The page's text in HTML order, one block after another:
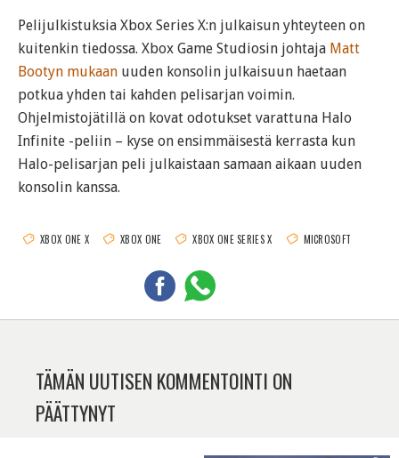
Pelijulkistuksia Xbox Series X:n julkaisun yhteyteen on
kuitenkin tiedossa. Xbox Game Studiosin johtaja Matt
Bootyn mukaan uuden konsolin julkaisuun haetaan
potkua yhden tai kahden pelisarjan voimin.
Ohjelmistojätillä on kovat odotukset varattuna Halo
Infinite -peliin – kyse on ensimmäisestä kerrasta kun
Halo-pelisarjan peli julkaistaan samaan aikaan uuden
konsolin kanssa.
XBOX ONE X XBOX ONE XBOX ONE SERIES X MICROSOFT
TÄMÄN UUTISEN KOMMENTOINTI ON
PÄÄTTYNYT